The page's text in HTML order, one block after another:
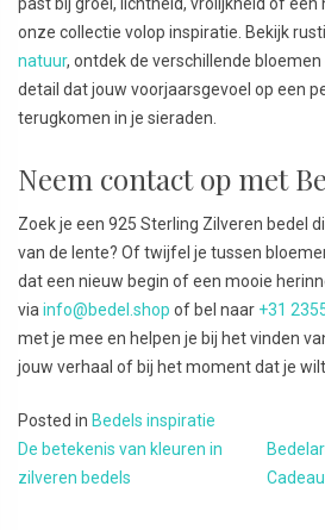
onze collectie volop inspiratie. Bekijk
natuur, ontdek de verschillende
detail dat jouw voorjaarsgevoel op een
terugkomen in je sieraden.
Neem contact op met
Zoek je een 925 Sterling Zilveren bedel
van de lente? Of twijfel je tussen
dat een nieuw begin of een mooie
via info@bedel.shop of bel naar +31
met je mee en helpen je bij het vinden
jouw verhaal of bij het moment dat je
Posted in Bedels inspiratie
Bericht
De betekenis van kleuren in
zilveren bedels
Cadeau